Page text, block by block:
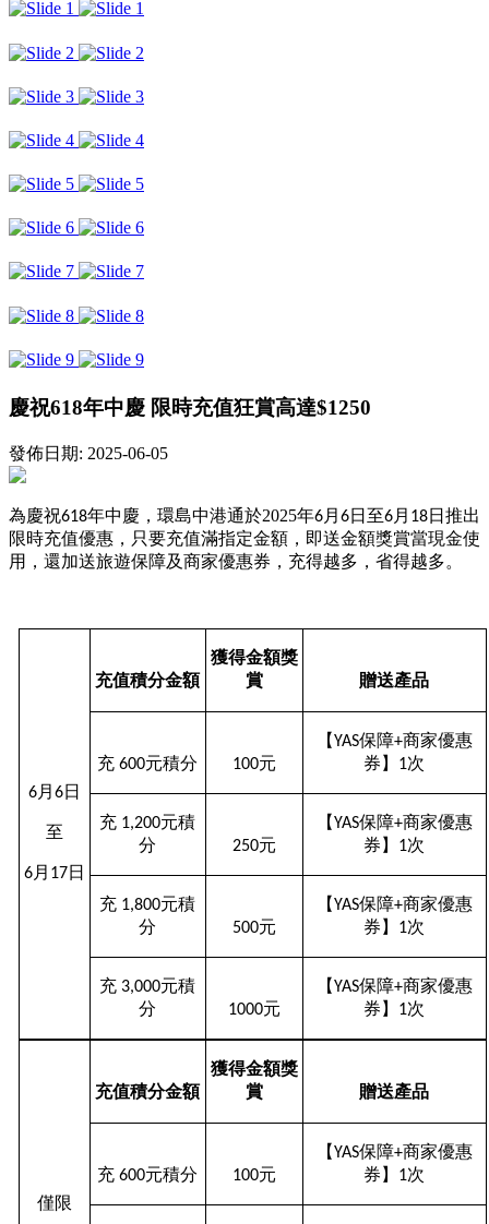
慶祝618年中慶 限時充值狂賞高達$1250
發佈日期: 2025-06-05
為慶祝618年中慶 ，環島中港通於2025年6月 6日至6月 18日推出
限時充值優惠，只要充值滿指定金額，即送金額獎賞當現金使
用，還加送旅遊保障及商家優惠券，充得越多，省得越多。
6月 6日
至
6月 17日
充值積分金額
獲得金額獎
賞
贈送產品
充 600元積分 100元
【YAS保障+商家優惠
券】 1次
充 1,200元積
分
250元
【YAS保障+商家優惠
券】 1次
充 1,800元積
分
500元
【YAS保障+商家優惠
券】 1次
充 3,000元積
分
1000元
【YAS保障+商家優惠
券】 1次
僅限
充值積分金額
獲得金額獎
賞
贈送產品
充 600元積分 100元
【YAS保障+商家優惠
券】 1次